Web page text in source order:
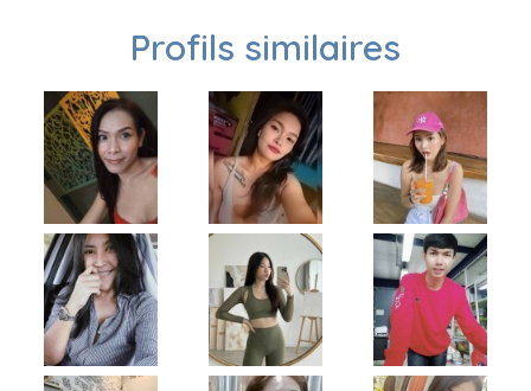
Profils similaires